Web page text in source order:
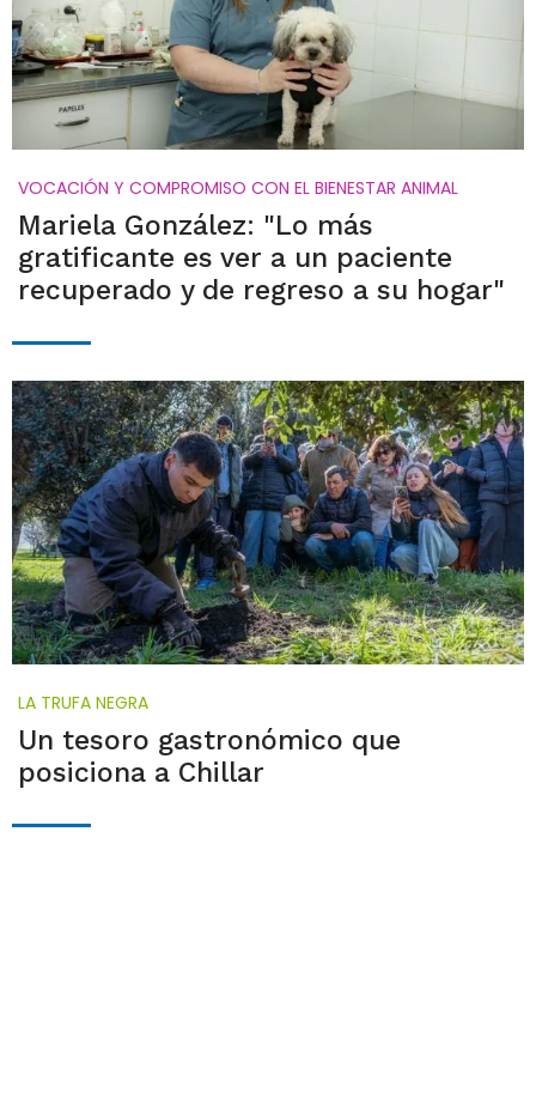
VOCACIÓN Y COMPROMISO CON EL BIENESTAR ANIMAL
Mariela González: "Lo más
gratificante es ver a un paciente
recuperado y de regreso a su hogar"
LA TRUFA NEGRA
Un tesoro gastronómico que
posiciona a Chillar